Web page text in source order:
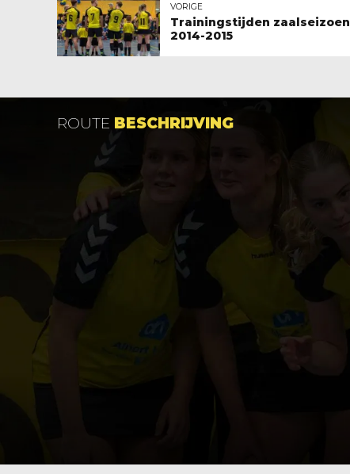
VORIGE
Trainingstijden zaalseizoen
2014-2015
ROUTE BESCHRIJVING